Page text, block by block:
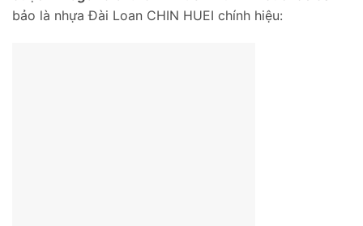
bảo là nhựa Đài Loan CHIN HUEI chính hiệu: